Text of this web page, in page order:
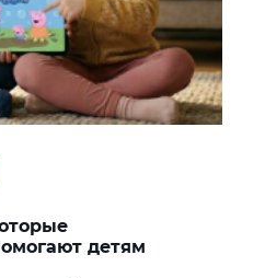
детям